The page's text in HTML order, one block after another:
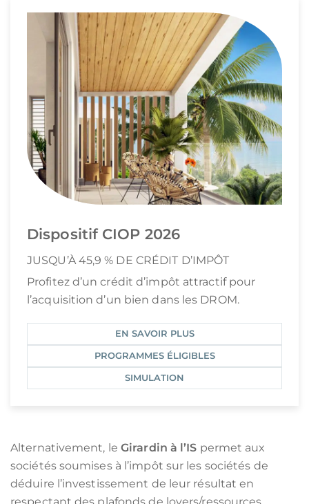
Dispositif CIOP 2026
JUSQU’À 45,9 % DE CRÉDIT D’IMPÔT
Profitez d’un crédit d’impôt attractif pour
l’acquisition d’un bien dans les DROM.
EN SAVOIR PLUS
PROGRAMMES ÉLIGIBLES
SIMULATION
Alternativement, le Girardin à l’IS permet aux
sociétés soumises à l’impôt sur les sociétés de
déduire l’investissement de leur résultat en